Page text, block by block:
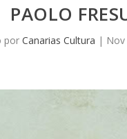
PAOLO
porCanarias Cultura |